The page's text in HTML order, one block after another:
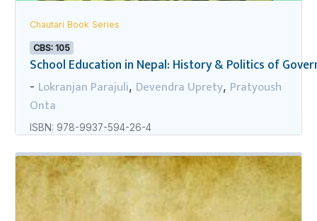
Chautari Book Series
CBS: 105
School Education in Nepal: History & Politics of
- Lokranjan Parajuli, Devendra Uprety, Pratyoush
Onta
ISBN: 978-9937-594-26-4